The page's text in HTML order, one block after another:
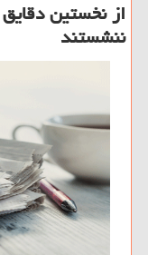
از نخستین
ننشستند